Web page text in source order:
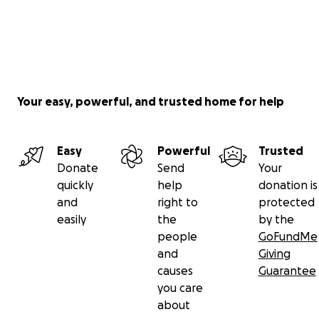
Your easy, powerful, and trusted home for help
Easy
Donate
quickly
and
easily
Powerful
Send
help
right to
the
people
and
causes
you care
about
Trusted
Your
donation is
protected
by the
GoFundMe
Giving
Guarantee